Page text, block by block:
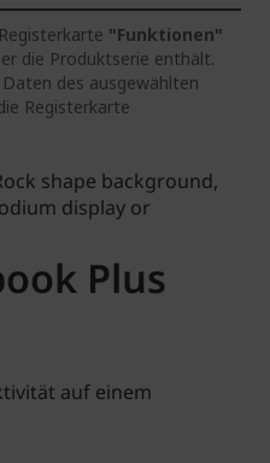
"Funktionen"
die Produktserie enthält.
des ausgewählten
Registerkarte